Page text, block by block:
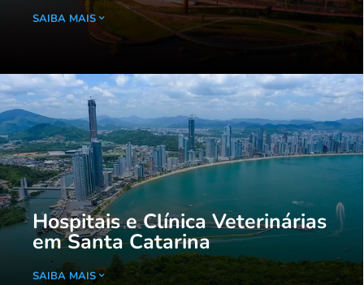
SAIBA MAIS
Hospitais e Clínica Veterinárias
em Santa Catarina
SAIBA MAIS